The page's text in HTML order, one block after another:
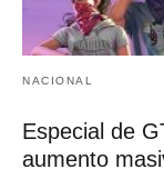
NACIONAL
Especial de
aumento